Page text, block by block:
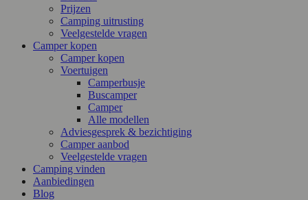
Prijzen
Camping uitrusting
Veelgestelde vragen
Camper kopen
Camper kopen
Voertuigen
Camperbusje
Buscamper
Camper
Alle modellen
Adviesgesprek & bezichtiging
Camper aanbod
Veelgestelde vragen
Camping vinden
Aanbiedingen
Blog